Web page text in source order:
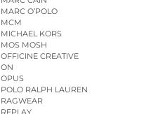
MARC O’POLO
MCM
MICHAEL KORS
MOS MOSH
OFFICINE CREATIVE
ON
OPUS
POLO RALPH LAUREN
RAGWEAR
REPLAY